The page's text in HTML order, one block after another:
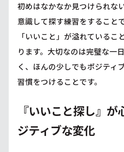
初めはなかなか見つけられな
意識して探す練習をすること
「いいこと」が溢れているこ
ります。大切なのは完璧な一
く、ほんの少しでもポジティ
習慣をつけることです。
『いいこと探し』
ジティブな変化